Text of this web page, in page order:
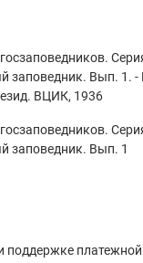
заповедник. Вып. 1.
ВЦИК, 1936
заповедник. Вып. 1
поддержке